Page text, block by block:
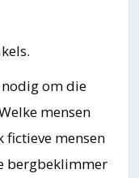
om die
mensen
fictieve mensen
bergbeklimmer